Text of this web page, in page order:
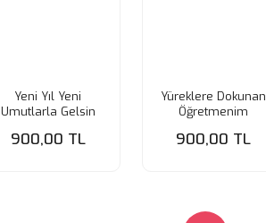
Yeni Yıl Yeni
Umutlarla Gelsin
900,00 TL
Yüreklere Dokunan
Öğretmenim
900,00 TL